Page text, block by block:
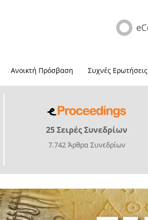
Ανοικτή Πρόσβαση Συχνές Ερωτήσεις
25 Σειρές Συνεδρίων
7.742 Άρθρα Συνεδρίων